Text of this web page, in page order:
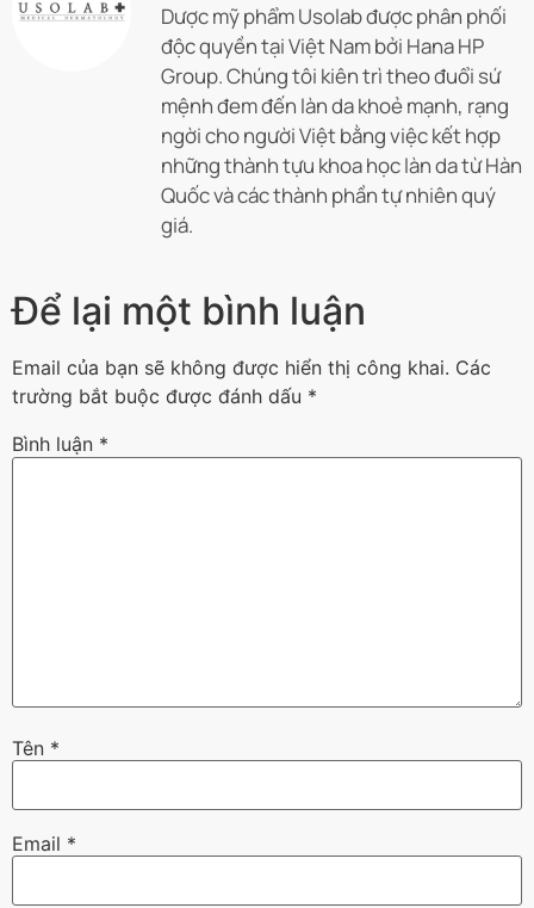
Dược mỹ phẩm Usolab được phân phối
độc quyền tại Việt Nam bởi Hana HP
Group. Chúng tôi kiên trì theo đuổi sứ
mệnh đem đến làn da khoẻ mạnh, rạng
ngời cho người Việt bằng việc kết hợp
những thành tựu khoa học làn da từ Hàn
Quốc và các thành phần tự nhiên quý
giá.
Để lại một bình luận
Email của bạn sẽ không được hiển thị công khai. Các
trường bắt buộc được đánh dấu *
Bình luận *
Tên *
Email *